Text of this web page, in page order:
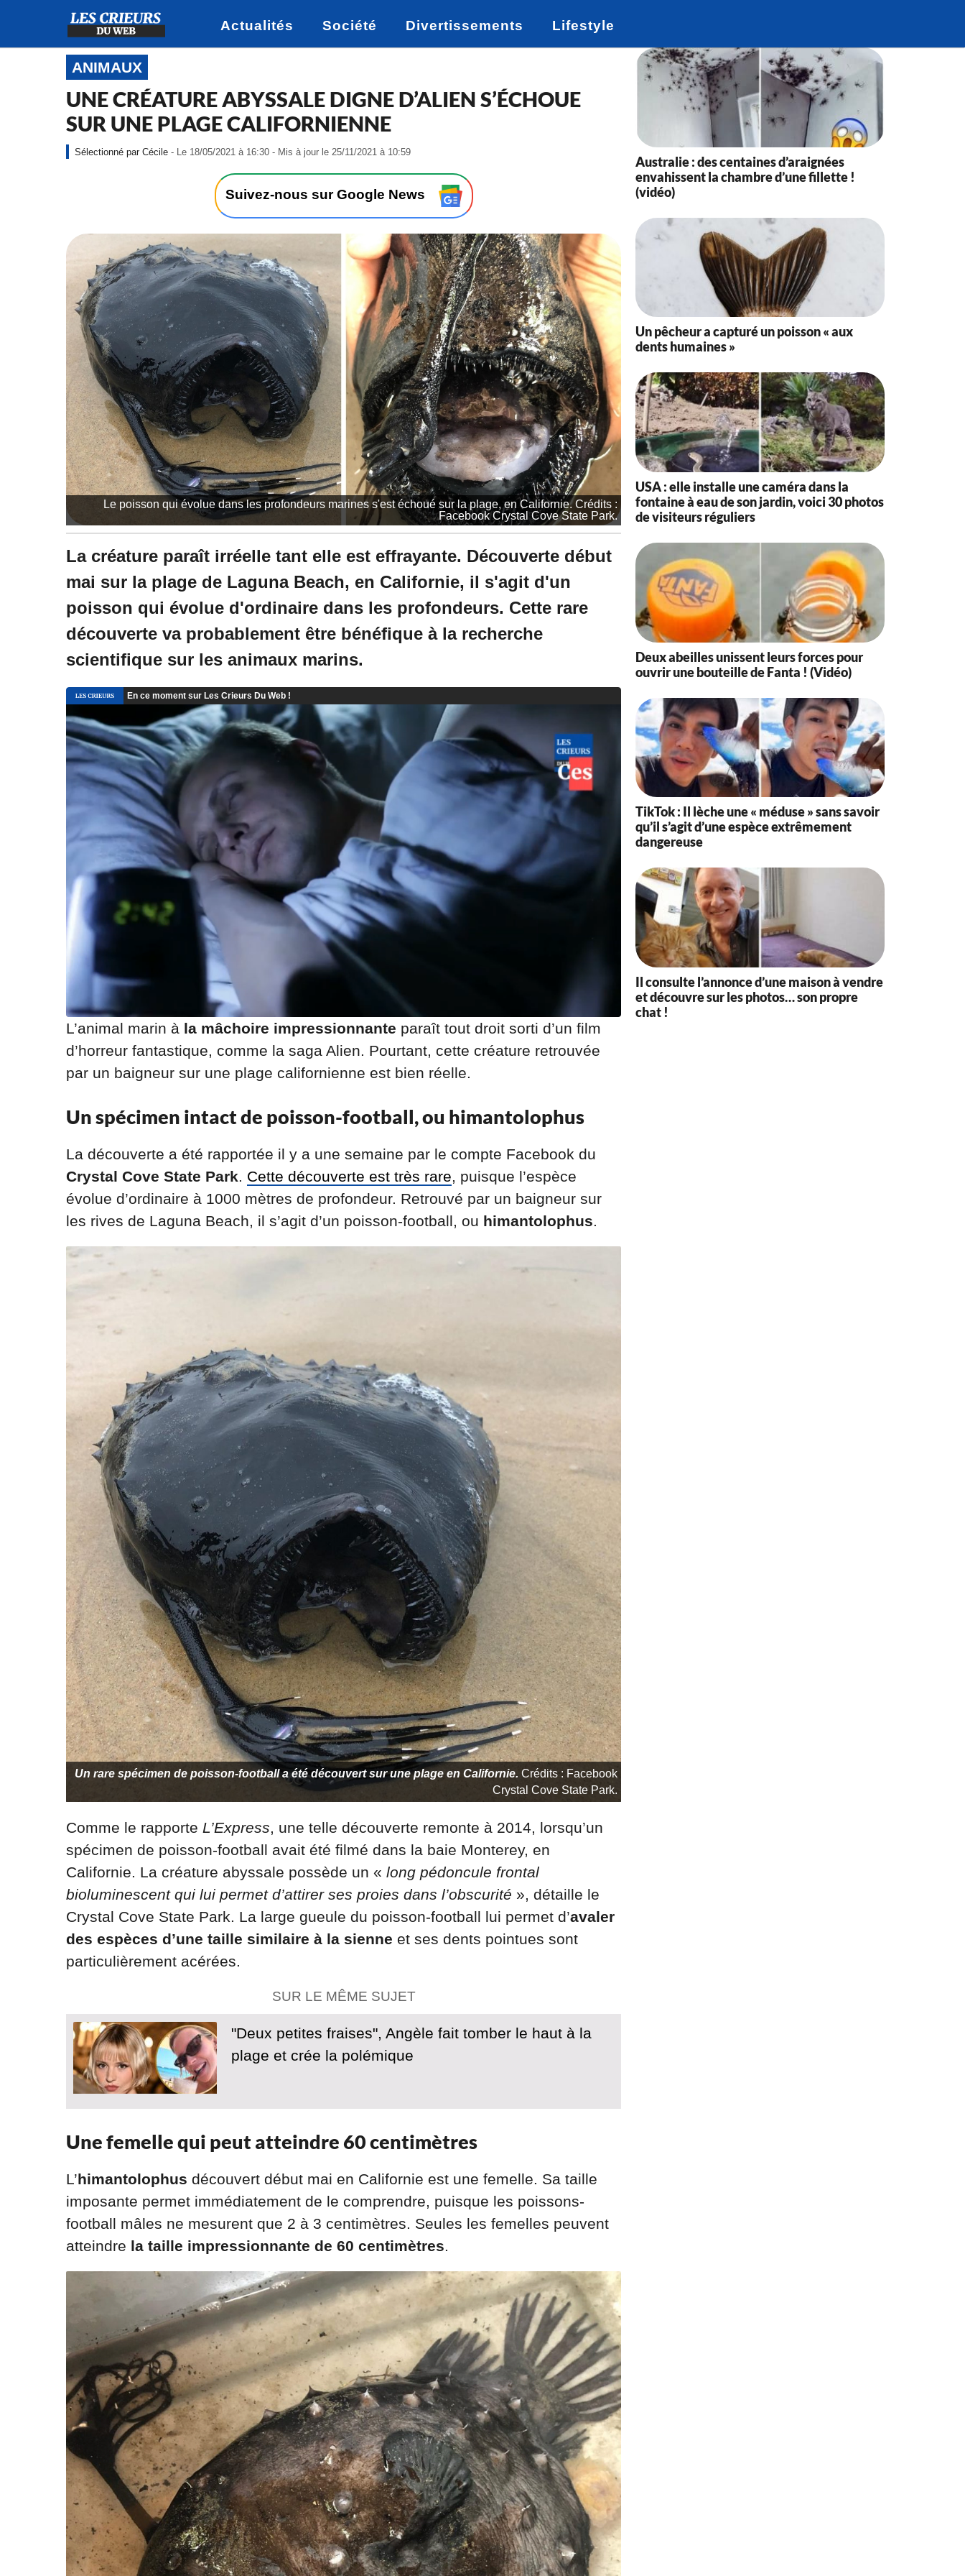
Actualités Société Divertissements Lifestyle
ANIMAUX
UNE CRÉATURE ABYSSALE DIGNE D’ALIEN S’ÉCHOUE
SUR UNE PLAGE CALIFORNIENNE
Cécile - Le 18/05/2021 à 16:30 - Mis à jour le 25/11/2021 à 10:59
1
/
0
5
/
2
0
2
1
à
1
6
:
3
0
-
M
i
s
à
j
o
u
r
l
2
5
/
1
1
/
2
5
Suivez-nous sur Google News
Le poisson qui évolue dans les profondeurs marines s'est échoué sur la plage, en Californie. Crédits :
Facebook Crystal Cove State Park.
La créature paraît irréelle tant elle est effrayante. Découverte début
mai sur la plage de Laguna Beach, en Californie, il s'agit d'un
poisson qui évolue d'ordinaire dans les profondeurs. Cette rare
découverte va probablement être bénéfique à la recherche
scientifique sur les animaux marins.
L’animal marin à la mâchoire impressionnante paraît tout droit sorti d’un film
d’horreur fantastique, comme la saga Alien. Pourtant, cette créature retrouvée
par un baigneur sur une plage californienne est bien réelle.
Un spécimen intact de poisson-football, ou himantolophus
La découverte a été rapportée il y a une semaine par le compte Facebook du
Crystal Cove State Park. Cette découverte est très rare, puisque l’espèce
évolue d’ordinaire à 1000 mètres de profondeur. Retrouvé par un baigneur sur
les rives de Laguna Beach, il s’agit d’un poisson-football, ou himantolophus.
Un rare spécimen de poisson-football a été découvert sur une plage en Californie. Crédits : Facebook
Crystal Cove State Park.
Comme le rapporte L’Express, une telle découverte remonte à 2014, lorsqu’un
spécimen de poisson-football avait été filmé dans la baie Monterey, en
Californie. La créature abyssale possède un « long pédoncule frontal
bioluminescent qui lui permet d’attirer ses proies dans l’obscurité », détaille le
Crystal Cove State Park. La large gueule du poisson-football lui permet d’avaler
des espèces d’une taille similaire à la sienne et ses dents pointues sont
particulièrement acérées.
SUR LE MÊME SUJET
"Deux petites fraises", Angèle fait tomber le haut à la
plage et crée la polémique
Une femelle qui peut atteindre 60 centimètres
L’himantolophus découvert début mai en Californie est une femelle. Sa taille
imposante permet immédiatement de le comprendre, puisque les poissons-
football mâles ne mesurent que 2 à 3 centimètres. Seules les femelles peuvent
atteindre la taille impressionnante de 60 centimètres.
Australie : des centaines d’araignées
envahissent la chambre d’une fillette !
(vidéo)
Un pêcheur a capturé un poisson « aux
dents humaines »
USA : elle installe une caméra dans la
fontaine à eau de son jardin, voici 30 photos
de visiteurs réguliers
Deux abeilles unissent leurs forces pour
ouvrir une bouteille de Fanta ! (Vidéo)
TikTok : Il lèche une « méduse » sans savoir
qu’il s’agit d’une espèce extrêmement
dangereuse
Il consulte l’annonce d’une maison à vendre
et découvre sur les photos… son propre
chat !